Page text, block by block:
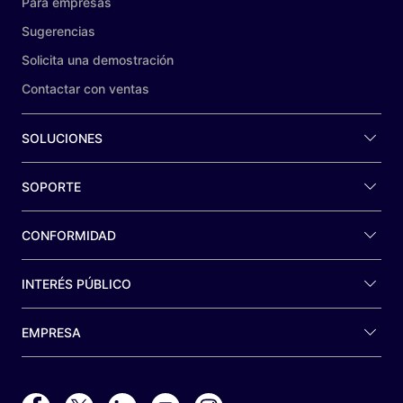
Sugerencias
Solicita una demostración
Contactar con ventas
SOLUCIONES
SOPORTE
CONFORMIDAD
INTERÉS PÚBLICO
EMPRESA